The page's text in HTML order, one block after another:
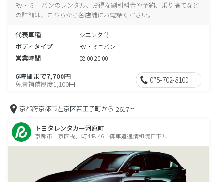
RV・ミニバンのレンタル、お得な割引料金や予約、乗り捨てなど
の詳細は、こちらから各店舗にお電話ください。
代表車種 シエンタ 等
ボディタイプ RV・ミニバン
営業時間 08:00-20:00
6時間まで7,700円
免責補償制度1,100円 075-702-8100
京都府京都市左京区若王子町から 2617m
トヨタレンタカー河原町
京都市上京区梶井町448-46 御車道通清和院口下ル